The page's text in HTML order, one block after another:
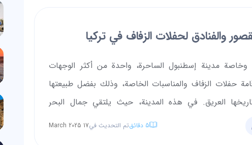
والفنادق لحفلات الزفاف في تركيا
وخاصة مدينة إسطنبول الساحرة، واحدة من أكثر الوجهات
حفلات الزفاف والمناسبات الخاصة، وذلك بفضل طبيعتها
العريق. في هذه المدينة، حيث يلتقي جمال البحر
في مضيق البوسفور، يمكنك تنظيم حفل زفاف يبقى في ذاكرتك
5 دقائقتم التحديث في17 March 2025